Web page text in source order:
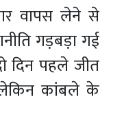
वापस लेने से
गड़बड़ा गई
दिन पहले जीत
कांबले के